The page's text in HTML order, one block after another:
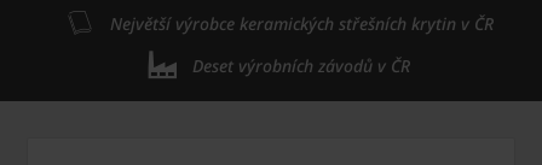
Největší výrobce keramických střešních krytin v ČR
Deset výrobních závodů v ČR